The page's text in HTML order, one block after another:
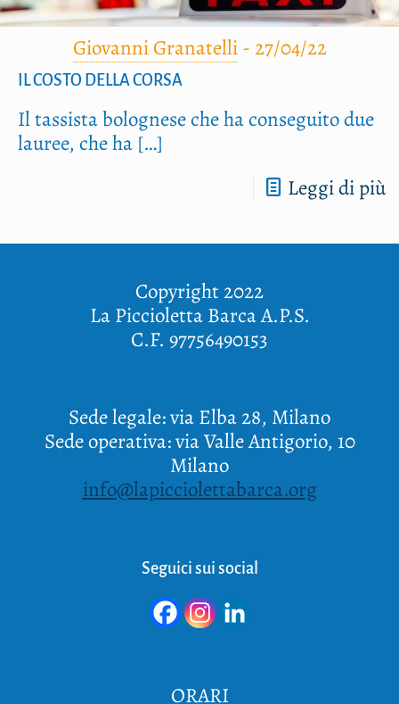
Giovanni Granatelli -27/04/22
IL COSTO DELLA CORSA
Il tas­si­sta bolo­gne­se che ha con­se­gui­to due
lau­ree, che ha […]
Leggi di più
Copyright 2022
La Piccioletta Barca A.P.S.
C.F. 97756490153
Sede legale: via Elba 28, Milano
Sede operativa: via Valle Antigorio, 10
Milano
info@lapicciolettabarca.org
Seguici sui social
ORARI